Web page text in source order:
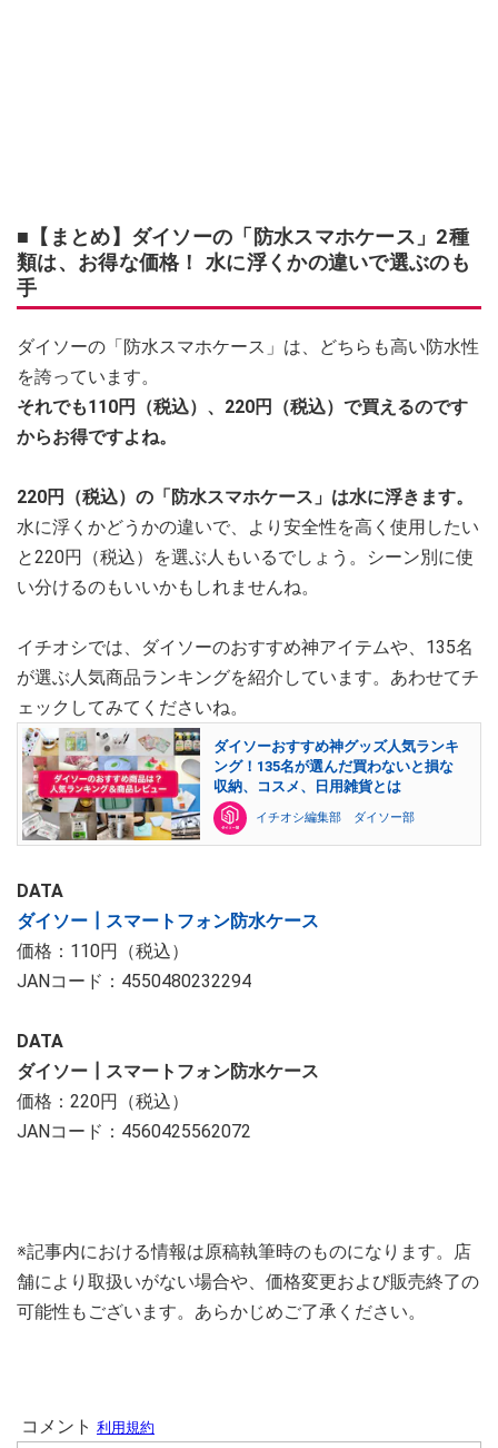
■【まとめ】ダイソーの「防水スマホケース」2種
類は、お得な価格！ 水に浮くかの違いで選ぶのも
手
ダイソーの「防水スマホケース」は、どちらも高い防水性
を誇っています。
それでも110円（税込）、220円（税込）で買えるのです
からお得ですよね。
220円（税込）の「防水スマホケース」は水に浮きます。
水に浮くかどうかの違いで、より安全性を高く使用したい
と220円（税込）を選ぶ人もいるでしょう。シーン別に使
い分けるのもいいかもしれませんね。
イチオシでは、ダイソーのおすすめ神アイテムや、135名
が選ぶ人気商品ランキングを紹介しています。あわせてチ
ェックしてみてくださいね。
ダイソーおすすめ神グッズ人気ランキ
ング！135名が選んだ買わないと損な
収納、コスメ、日用雑貨とは
イチオシ編集部 ダイソー部
DATA
ダイソー┃スマートフォン防水ケース
価格：110円（税込）
JANコード：4550480232294
DATA
ダイソー┃スマートフォン防水ケース
価格：220円（税込）
JANコード：4560425562072
※記事内における情報は原稿執筆時のものになります。店
舗により取扱いがない場合や、価格変更および販売終了の
可能性もございます。あらかじめご了承ください。